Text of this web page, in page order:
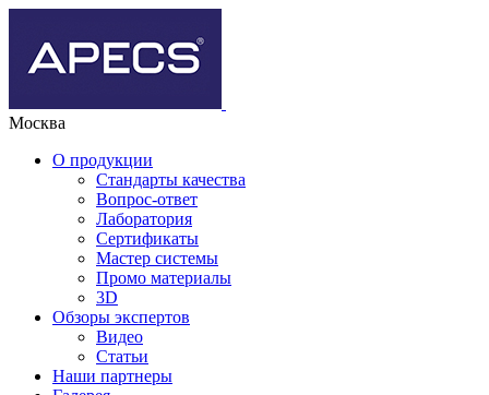
Москва
О продукции
Стандарты качества
Вопрос-ответ
Лаборатория
Сертификаты
Мастер системы
Промо материалы
3D
Обзоры экспертов
Видео
Статьи
Наши партнеры